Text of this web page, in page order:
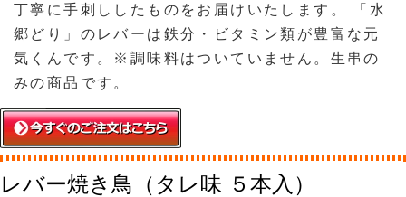
丁寧に手刺ししたものをお届けいたします。 「水
郷どり」のレバーは鉄分・ビタミン類が豊富な元
気くんです。※調味料はついていません。生串の
みの商品です。
レバー焼き鳥（タレ味 ５本入）